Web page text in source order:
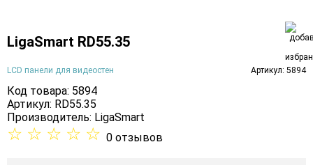
LigaSmart RD55.35
LCD панели для видеостен Артикул: 5894
Код товара: 5894
Артикул: RD55.35
Производитель: LigaSmart
☆ ☆ ☆ ☆ ☆ 0 отзывов